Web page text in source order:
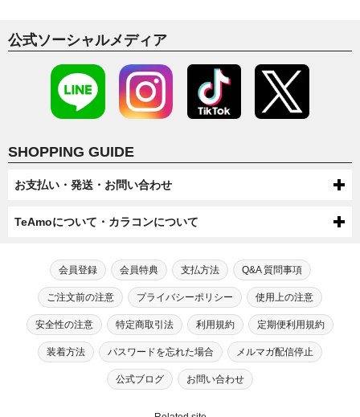
公式ソーシャルメディア
SHOPPING GUIDE
お支払い・発送・お問い合わせ
●ケータイでのお支払い
手数料：無料
※機種によってはご利用出来ない可能性がございます。
⇒ドコモケータイ支払でのお支払いの流れ
⇒ソフトバンクケータイ支払でのお支払いの流れ
⇒auかんたん決済でのお支払いの流れ
●配送方法
宅配便（佐川急便・ヤマト運輸・ゆうパック）またはメール便（ゆうパケッ
ト/ネコポス）での配送をお選びいただけます。
※数量制限によりメール便での配送をお受けできない場合がございます。
【選択上限数】1MONTH：8箱（4セット） / TeAmo1DAY：4箱
TeAmoCLEAR1DAY：4箱 / TeAmoCLEAR2WEEK：4箱
18歳未満の方がご注文する場合は保護者の同意が必要です。
送料について
宅配便（佐川急便・ヤマト運輸・ゆうパック）送料：全国一律550円（税込）
メール便（ゆうパケット/ネコポス）送料：全国送料無料
※一部SALEやキャンペーン、キャンセル・交換時は送料300円が発生す
る場合がございます。
注文・返品について
●商品変更について
原則として注文確定後の商品変更は承っておりません。
ご注文の際は内容にお間違いのないようご確認・ご注意ください。
お問い合わせ
電話: 0120-545-966
（電話:営業時間 月～金 10：00～17：00 土日祝 10：00～17：00）
（メール：営業時間 月～金 10：00～17：00 土日祝 10：00～17：00）
TeAmoについて・カラコンについて
第一種医療機器販売業許可及び高度管理医療機器販売業許可を取得してい
ます。
高度管理医療機器等販売業許可証「6新保衛薬第189号」
芸能人・モデルが愛用！
TeAmoだけの度なし・度ありカラコン
カラコン通販サイトTeAmoでは、芸能人・モデルが愛用するティアモだ
けの“度なし”カラコンに加え、“度あり”タイプも合わせて200種類以上も
のバリエーションをご用意。
高いイメージがある“度あり”カラコンもリーズナブルな価格でご注文いた
初めてカラコン・カラーコンタクトをご利用する方へ
初めてカラコンをご利用する方または長期間カラコン・コンタクトレンズ
を装用されていない方は、眼科医やクリニックの診断を受けられることを
勧めさせております。
などを鑑みて処方してもらう必要があります。
最近のカラコン・カラーコンタクトについて
カラコンが販売され始めた当初、カラコンは一般の人達に多く利用されて
カラコン・カラーコンタクトの安全性について
現在カラコンの安全性を疑問視する声がありますが、現在国内にて販売さ
会員登録 会員特典 支払方法 Q&A 質問事項
ご注文前の注意 プライバシーポリシー 使用上の注意
安全性の注意 特定商取引法 利用規約 定期便利用規約
装着方法 パスワードを忘れた場合 メルマガ配信停止
公式ブログ お問い合わせ